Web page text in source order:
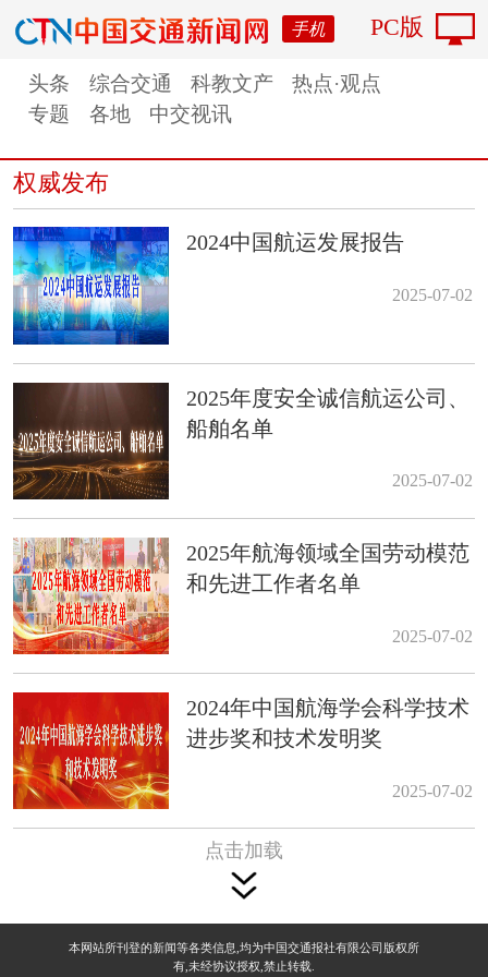
手机 PC版
头条 综合交通 科教文产
热点·观点
专题
各地 中交视讯
权威发布
2024中国航运发展报告
2025-07-02
2025年度安全诚信航运公司、
船舶名单
2025-07-02
2025年航海领域全国劳动模范
和先进工作者名单
2025-07-02
2024年中国航海学会科学技术
进步奖和技术发明奖
2025-07-02
点击加载
本网站所刊登的新闻等各类信息,均为中国交通报社有限公司版权所
有,未经协议授权,禁止转载.